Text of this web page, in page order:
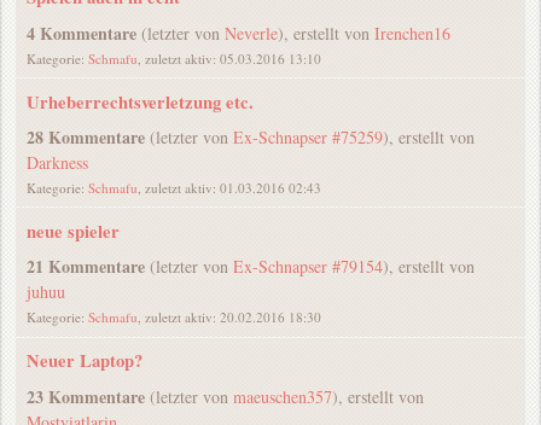
4 Kommentare(letzter von Neverle), erstellt von Irenchen16
Kategorie: Schmafu , zuletzt aktiv: 05.03.2016 13:10
Urheberrechtsverletzung etc.
28 Kommentare(letzter von Ex-Schnapser #75259), erstellt von
Darkness
Kategorie: Schmafu, zuletzt aktiv: 01.03.2016 02:43
neue spieler
21 Kommentare(letzter von Ex-Schnapser #79154), erstellt von
juhuu
Kategorie: Schmafu, zuletzt aktiv: 20.02.2016 18:30
Neuer Laptop?
23 Kommentare(letzter von maeuschen357), erstellt von